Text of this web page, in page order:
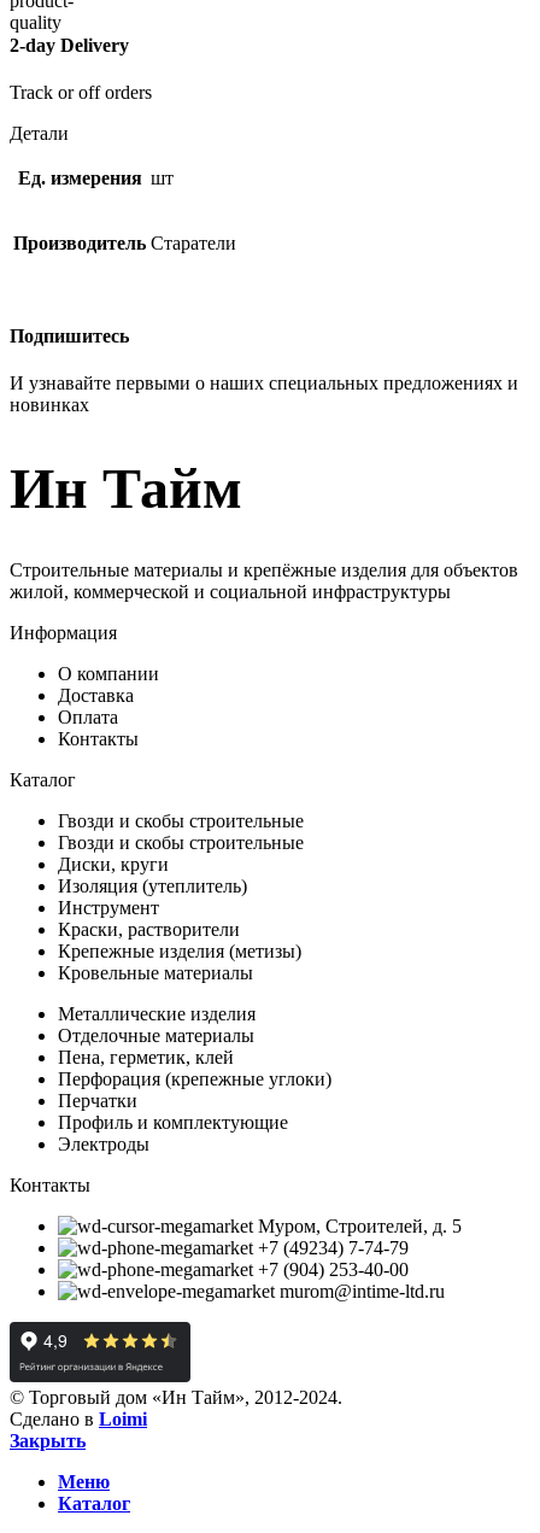
2-day Delivery
Track or off orders
Детали
Ед. измерения шт
Производитель Старатели
Подпишитесь
И узнавайте первыми о наших специальных предложениях и
новинках
Ин Тайм
Строительные материалы и крепёжные изделия для объектов
жилой, коммерческой и социальной инфраструктуры
Информация
О компании
Доставка
Оплата
Контакты
Каталог
Гвозди и скобы строительные
Гвозди и скобы строительные
Диски, круги
Изоляция (утеплитель)
Инструмент
Краски, растворители
Крепежные изделия (метизы)
Кровельные материалы
Металлические изделия
Отделочные материалы
Пена, герметик, клей
Перфорация (крепежные углоки)
Перчатки
Профиль и комплектующие
Электроды
Контакты
Муром, Строителей, д. 5
+7 (49234) 7-74-79
+7 (904) 253-40-00
murom@intime-ltd.ru
© Торговый дом «Ин Тайм», 2012-2024.
Сделано в Loimi
Закрыть
Меню
Каталог